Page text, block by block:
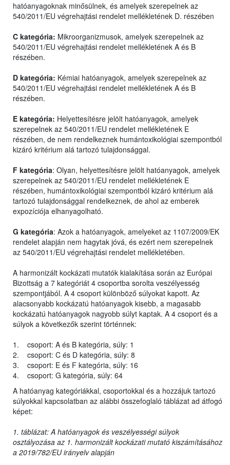
hatóanyagoknak minősülnek, és amelyek szerepelnek az
540/2011/EU végrehajtási rendelet mellékletének D. részében
C kategória: Mikroorganizmusok, amelyek szerepelnek az
540/2011/EU végrehajtási rendelet mellékletének A és B
részében.
D kategória: Kémiai hatóanyagok, amelyek szerepelnek az
540/2011/EU végrehajtási rendelet mellékletének A és B
részében.
E kategória: Helyettesítésre jelölt hatóanyagok, amelyek
szerepelnek az 540/2011/EU rendelet mellékletének E
részében, de nem rendelkeznek humántoxikológiai szempontból
kizáró kritérium alá tartozó tulajdonsággal.
F kategória: Olyan, helyettesítésre jelölt hatóanyagok, amelyek
szerepelnek az 540/2011/EU rendelet mellékletének E
részében, humántoxikológiai szempontból kizáró kritérium alá
tartozó tulajdonsággal rendelkeznek, de ahol az emberek
expozíciója elhanyagolható.
G kategória: Azok a hatóanyagok, amelyeket az 1107/2009/EK
rendelet alapján nem hagytak jóvá, és ezért nem szerepelnek
az 540/2011/EU végrehajtási rendelet mellékletében.
A harmonizált kockázati mutatók kialakítása során az Európai
Bizottság a 7 kategóriát 4 csoportba sorolta veszélyesség
szempontjából. A 4 csoport különböző súlyokat kapott. Az
alacsonyabb kockázatú hatóanyagok kisebb, a magasabb
kockázatú hatóanyagok nagyobb súlyt kaptak. A 4 csoport és a
súlyok a következők szerint történnek:
1. csoport: A és B kategória, súly: 1
2. csoport: C és D kategória, súly: 8
3. csoport: E és F kategória, súly: 16
4. csoport: G kategória, súly: 64
A hatóanyag kategóriákkal, csoportokkal és a hozzájuk tartozó
súlyokkal kapcsolatban az alábbi összefoglaló táblázat ad átfogó
képet:
1. táblázat: A hatóanyagok és veszélyességi súlyok
osztályozása az 1. harmonizált kockázati mutató kiszámításához
a 2019/782/EU irányelv alapján